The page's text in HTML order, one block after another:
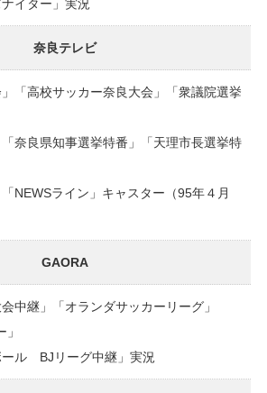
ナイター」実況
奈良テレビ
」「高校サッカー奈良大会」「衆議院選挙
「奈良県知事選挙特番」「天理市長選挙特
「NEWSライン」キャスター（95年４月
GAORA
中継」「オランダサッカーリーグ」
ール BJリーグ中継」実況